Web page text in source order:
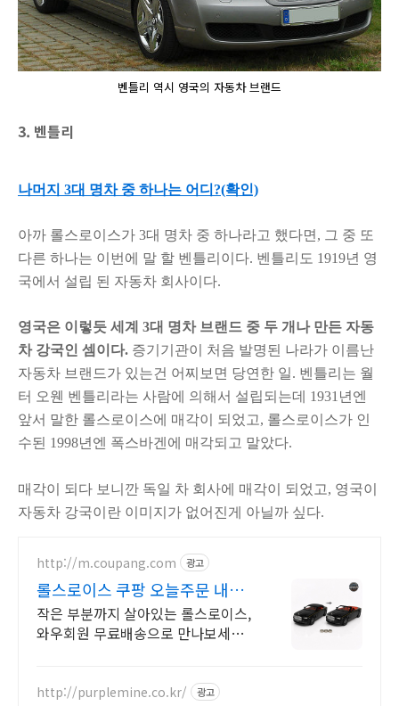
벤틀리 역시 영국의 자동차 브랜드
3. 벤틀리
나머지 3대 명차 중 하나는 어디?(확인)
아까 롤스로이스가 3대 명차 중 하나라고 했다면, 그 중 또
다른 하나는 이번에 말 할 벤틀리이다. 벤틀리도 1919년 영
국에서 설립 된 자동차 회사이다.
영국은 이렇듯 세계 3대 명차 브랜드 중 두 개나 만든 자동
차 강국인 셈이다. 증기기관이 처음 발명된 나라가 이름난
자동차 브랜드가 있는건 어찌보면 당연한 일. 벤틀리는 월
터 오웬 벤틀리라는 사람에 의해서 설립되는데 1931년엔
앞서 말한 롤스로이스에 매각이 되었고, 롤스로이스가 인
수된 1998년엔 폭스바겐에 매각되고 말았다.
매각이 되다 보니깐 독일 차 회사에 매각이 되었고, 영국이
자동차 강국이란 이미지가 없어진게 아닐까 싶다.
http://m.coupang.com 광고
롤스로이스 쿠팡 오늘주문 내일
도착 로켓배송
작은 부분까지 살아있는 롤스로이스,
와우회원 무료배송으로 만나보세요.
http://purplemine.co.kr/ 광고